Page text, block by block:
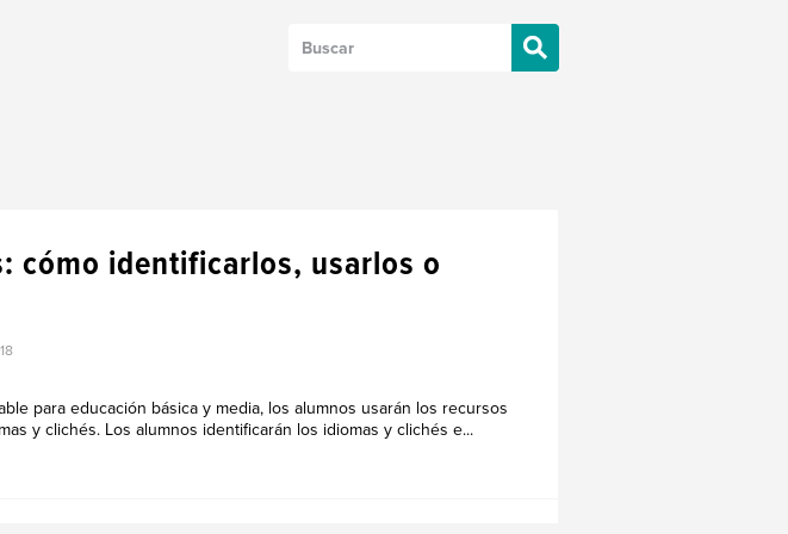
cómo identificarlos, usarlos o
para educación básica y media, los alumnos usarán los recursos
y clichés. Los alumnos identificarán los idiomas y clichés e...